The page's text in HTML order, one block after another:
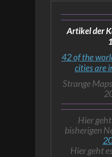
Artikel der
42 of the
cities are
Strange
Hier
bisherigen
Hier geht